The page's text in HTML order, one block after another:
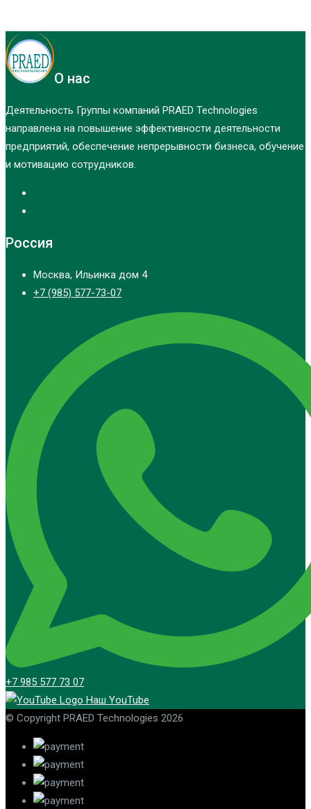
О нас
Деятельность Группы компаний PRAED Technologies
направлена на повышение эффективности деятельности
предприятий, обеспечение непрерывности бизнеса, обучение
и мотивацию сотрудников.
Россия
Москва, Ильинка дом 4
+7 (985) 577-73-07
+7 985 577 73 07
Наш YouTube
© Copyright PRAED Technologies 2026